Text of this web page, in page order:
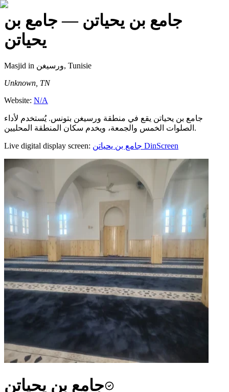
جامع بن يحياتن — جامع بن
يحياتن
Masjid
in ورسيغن, Tunisie
Unknown, TN
Website: N/A
جامع بن يحياتن يقع في منطقة ورسيغن بتونس. يُستخدم لأداء
الصلوات الخمس والجمعة، ويخدم سكان المنطقة المحليين.
Live digital display screen: جامع بن يحياتن DinScreen
جامع بن يحياتن